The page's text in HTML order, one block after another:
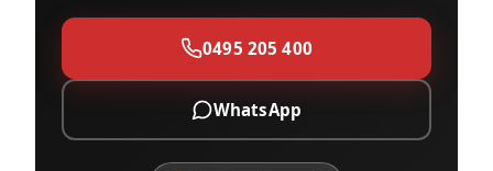
0495 205 400
WhatsApp